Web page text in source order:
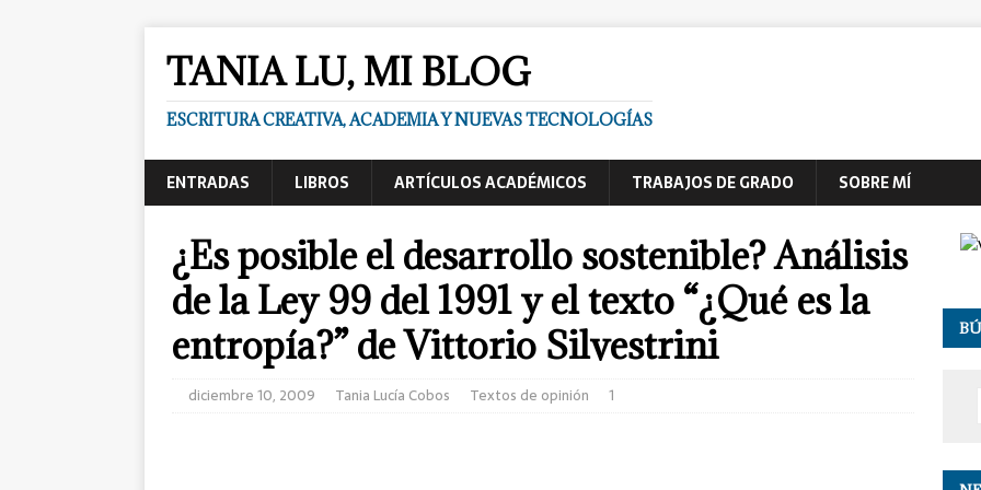
TANIA LU, MI BLOG
ESCRITURA CREATIVA, ACADEMIA Y NUEVAS TECNOLOGÍAS
ENTRADAS LIBROS ARTÍCULOS ACADÉMICOS TRABAJOS DE GRADO SOBRE MÍ
¿Es posible el desarrollo sostenible? Análisis
de la Ley 99 del 1991 y el texto “¿Qué es la
entropía?” de Vittorio Silvestrini
diciembre 10, 2009 Tania Lucía Cobos Textos de opinión 1